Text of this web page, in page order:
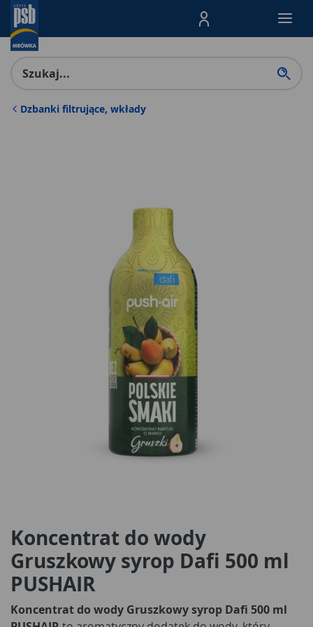
Menu Produktów,
Dzbanki filtrujące, wkłady
Koncentrat do wody
Gruszkowy syrop Dafi 500 ml
PUSHAIR
Koncentrat do wody Gruszkowy syrop Dafi 500 ml